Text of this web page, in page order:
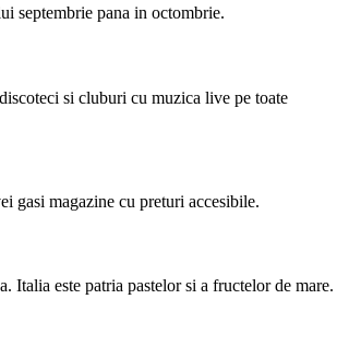
septembrie pana in octombrie.
si cluburi cu muzica live pe toate
gasi magazine cu preturi accesibile.
Italia este patria pastelor si a fructelor de mare.